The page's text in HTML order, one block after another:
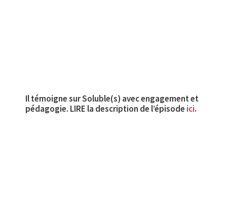
Il témoigne sur Soluble(s) avec engagement et
pédagogie. LIRE la description de l’épisode ici.